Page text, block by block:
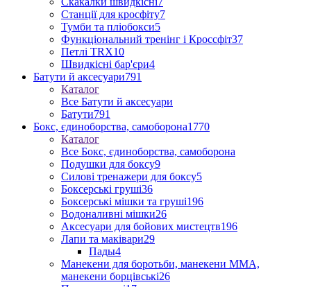
Станції для кросфіту7
Тумби та пліобокси5
Функціональний тренінг і Кроссфіт37
Петлі TRX10
Швидкісні бар'єри4
Батути й аксесуари791
Каталог
Все Батути й аксесуари
Батути791
Бокс, єдиноборства, самоборона1770
Каталог
Все Бокс, єдиноборства, самоборона
Подушки для боксу9
Силові тренажери для боксу5
Боксерські груші36
Боксерські мішки та груші196
Водоналивні мішки26
Аксесуари для бойових мистецтв196
Лапи та маківари29
Пады4
Манекени для боротьби, манекени ММА,
манекени борцівські26